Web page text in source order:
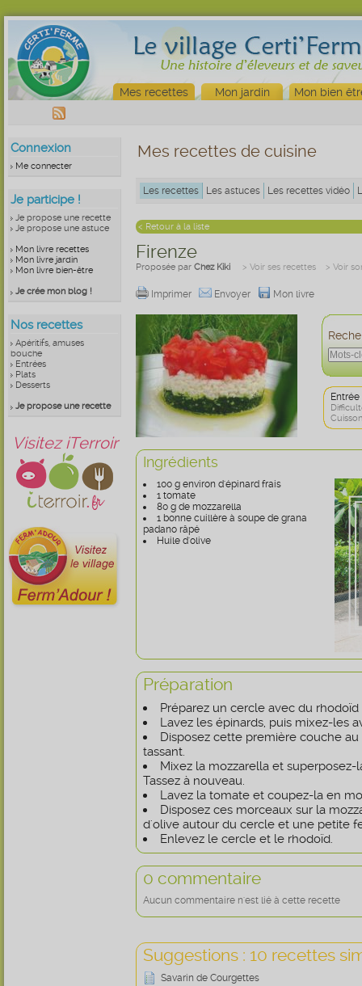
Mes recettes Mon jardin Mon bien
Connexion
Me connecter
Je participe !
Je propose une recette
Je propose une astuce
Mon livre recettes
Mon livre jardin
Mon livre bien-être
Je crée mon blog !
Nos recettes
Apéritifs, amuses
bouche
Entrées
Plats
Desserts
Je propose une recette
Visitez iTerroir
Mes recettes de cuisine
Les recettes Les astuces Les recettes vidéo
< Retour à la liste
Firenze
Proposée par Chez Kiki > Voir ses recettes > Voir
Imprimer Envoyer Mon livre
Entrée
Ingrédients
100 g environ d'épinard frais
1 tomate
80 g de mozzarella
1 bonne cuillère à soupe de grana
padano râpé
Huile d'olive
Préparation
Préparez un cercle avec du
Lavez les épinards, puis mixez-les
Disposez cette première couche
tassant.
Mixez la mozzarella et
Tassez à nouveau.
Lavez la tomate et coupez-la en
Disposez ces morceaux sur la
d'olive autour du cercle et une petite
Enlevez le cercle et le rhodoïd.
0 commentaire
Aucun commentaire n'est lié à cette recette
Suggestions : 10 recettes
Savarin de Courgettes